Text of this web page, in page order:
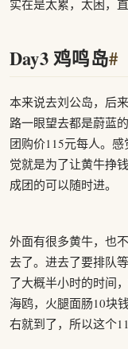
实在是太累，太困，直
Day3 鸡鸣岛#
本来说去刘公岛，后
路一眼望去都是蔚蓝
团购价115元每人。
觉就是为了让黄牛挣
成团的可以随时进。
外面有很多黄牛，也
去了。进去了要排队
了大概半小时的时间
海鸥，火腿面肠10块
右就到了，所以这个